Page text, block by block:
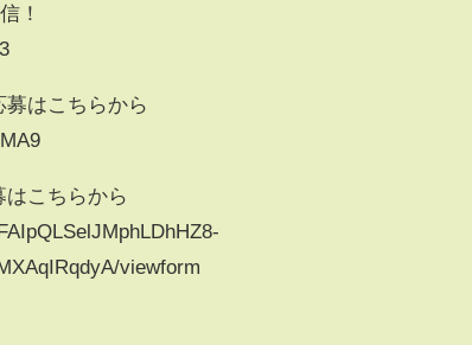
！
はこちらから
こちらから
viewform